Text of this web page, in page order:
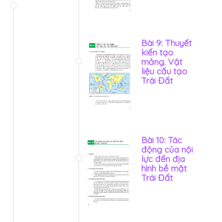
Bài 9: Thuyết
kiến tạo
mảng. Vật
liệu cấu tạo
Trái Đất
Bài 10: Tác
động của nội
lực đến địa
hình bề mặt
Trái Đất